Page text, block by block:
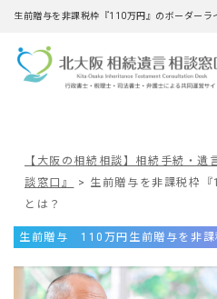
生前贈与を非課税枠『110万円』のボーダーラ
【大阪の相続相談】相続手続・遺
談窓口』
> 生前贈与を非課税枠
とは？
生前贈与 110万円 生前贈与を非